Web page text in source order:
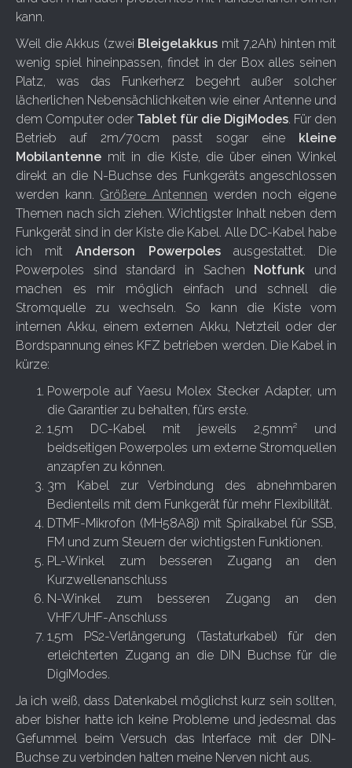
kann.
Weil die Akkus (zwei Bleigelakkus mit 7,2Ah) hinten mit
wenig spiel hineinpassen, findet in der Box alles seinen
Platz, was das Funkerherz begehrt außer solcher
lächerlichen Nebensächlichkeiten wie einer Antenne und
dem Computer oder Tablet für die DigiModes. Für den
Betrieb auf 2m/70cm passt sogar eine kleine
Mobilantenne mit in die Kiste, die über einen Winkel
direkt an die N-Buchse des Funkgeräts angeschlossen
werden kann. Größere Antennen werden noch eigene
Themen nach sich ziehen. Wichtigster Inhalt neben dem
Funkgerät sind in der Kiste die Kabel. Alle DC-Kabel habe
ich mitAnderson Powerpolesausgestattet. Die
Powerpoles sind standard in Sachen Notfunk und
machen es mir möglich einfach und schnell die
Stromquelle zu wechseln. So kann die Kiste vom
internen Akku, einem externen Akku, Netzteil oder der
Bordspannung eines KFZ betrieben werden. Die Kabel in
kürze:
Powerpole auf Yaesu Molex Stecker Adapter, um
die Garantier zu behalten, fürs erste.
1,5m DC-Kabel mit jeweils 2,5mm² und
beidseitigen Powerpoles um externe Stromquellen
anzapfen zu können.
3m Kabel zur Verbindung des abnehmbaren
Bedienteils mit dem Funkgerät für mehr Flexibilität.
DTMF-Mikrofon (MH58A8j) mit Spiralkabel für SSB,
FM und zum Steuern der wichtigsten Funktionen.
PL-Winkel zum besseren Zugang an den
Kurzwellenanschluss
N-Winkel zum besseren Zugang an den
VHF/UHF-Anschluss
1,5m PS2-Verlängerung (Tastaturkabel) für den
erleichterten Zugang an die DIN Buchse für die
DigiModes.
Ja ich weiß, dass Datenkabel möglichst kurz sein sollten,
aber bisher hatte ich keine Probleme und jedesmal das
Gefummel beim Versuch das Interface mit der DIN-
Buchse zu verbinden halten meine Nerven nicht aus.